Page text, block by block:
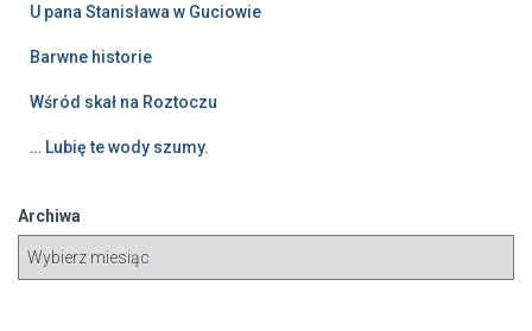
U pana Stanisława w Guciowie
Barwne historie
Wśród skał na Roztoczu
… Lubię te wody szumy.
Archiwa